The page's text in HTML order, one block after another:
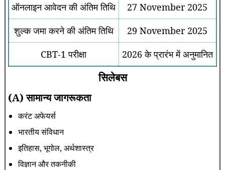
ऑनलाइन आवेदन की अंतिम तिथि
27 November 2025
शुल्क जमा करने की अंतिम तिथि
29 November 2025
CBT-1 परीक्षा
2026 के प्रारंभ में अनुमानित
सिलेबस
(A) सामान्य जागरूकता
करंट अफेयर्स
भारतीय संविधान
इतिहास, भूगोल, अर्थशास्त्र
विज्ञान और तकनीकी